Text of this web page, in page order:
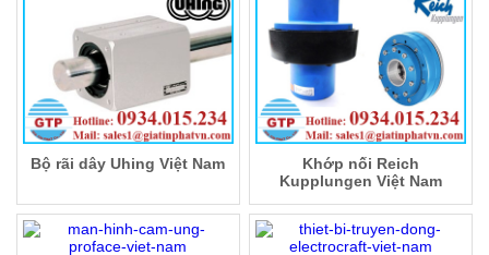
Bộ rãi dây Uhing Việt Nam
Khớp nối Reich
Kupplungen Việt Nam